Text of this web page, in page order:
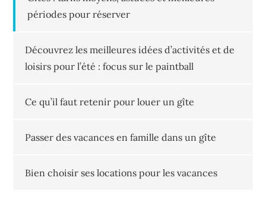
périodes pour réserver
Découvrez les meilleures idées d’activités et de
loisirs pour l’été : focus sur le paintball
Ce qu’il faut retenir pour louer un gîte
Passer des vacances en famille dans un gîte
Bien choisir ses locations pour les vacances